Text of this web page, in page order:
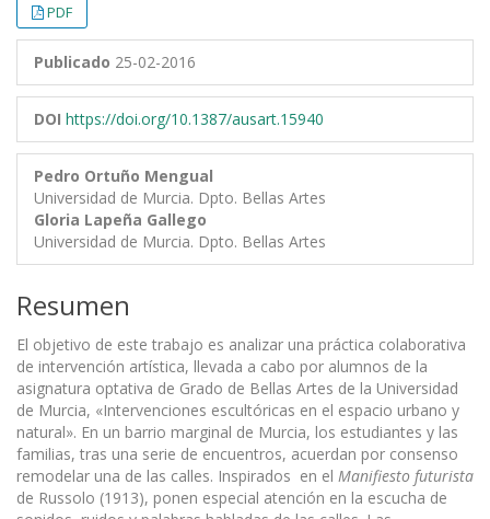
PDF
Publicado 25-02-2016
DOI https://doi.org/10.1387/ausart.15940
Pedro Ortuño Mengual
Universidad de Murcia. Dpto. Bellas Artes
Gloria Lapeña Gallego
Universidad de Murcia. Dpto. Bellas Artes
Resumen
El objetivo de este trabajo es analizar una práctica colaborativa
de intervención artística, llevada a cabo por alumnos de la
asignatura optativa de Grado de Bellas Artes de la Universidad
de Murcia, «Intervenciones escultóricas en el espacio urbano y
natural». En un barrio marginal de Murcia, los estudiantes y las
familias, tras una serie de encuentros, acuerdan por consenso
remodelar una de las calles. Inspirados en el Manifiesto futurista
de Russolo (1913), ponen especial atención en la escucha de